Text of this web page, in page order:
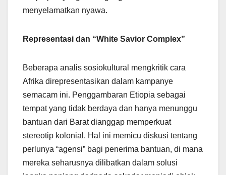
menyelamatkan nyawa.
Representasi dan “White Savior Complex”
Beberapa analis sosiokultural mengkritik cara
Afrika direpresentasikan dalam kampanye
semacam ini. Penggambaran Etiopia sebagai
tempat yang tidak berdaya dan hanya menunggu
bantuan dari Barat dianggap memperkuat
stereotip kolonial. Hal ini memicu diskusi tentang
perlunya “agensi” bagi penerima bantuan, di mana
mereka seharusnya dilibatkan dalam solusi